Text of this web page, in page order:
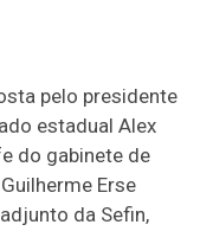
pelo presidente
estadual Alex
do gabinete de
Erse
da Sefin,